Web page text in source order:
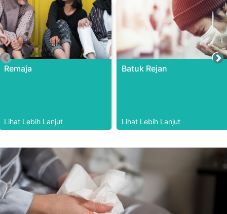
Remaja
Lihat Lebih Lanjut
Batuk Rejan
Lihat Lebih Lanjut